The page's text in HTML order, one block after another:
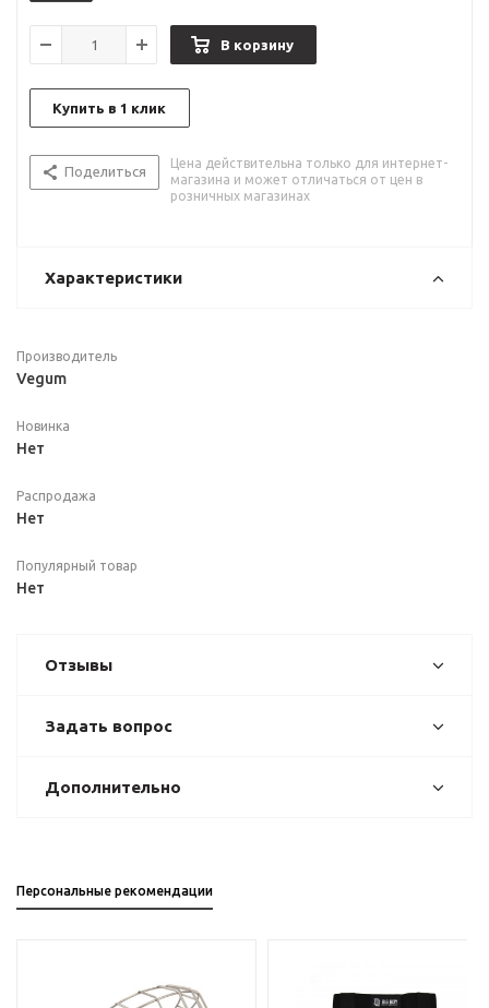
В корзину
Купить в 1 клик
Поделиться
Цена действительна только для интернет-
магазина и может отличаться от цен в
розничных магазинах
Характеристики
Производитель
Vegum
Новинка
Нет
Распродажа
Нет
Популярный товар
Нет
Отзывы
Задать вопрос
Дополнительно
Персональные рекомендации